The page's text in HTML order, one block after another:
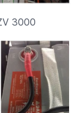
3000